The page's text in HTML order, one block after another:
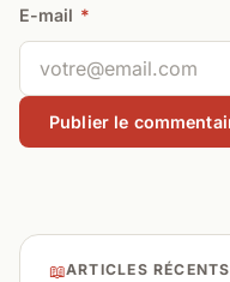
E-mail *
📖ARTICLES RÉCENTS